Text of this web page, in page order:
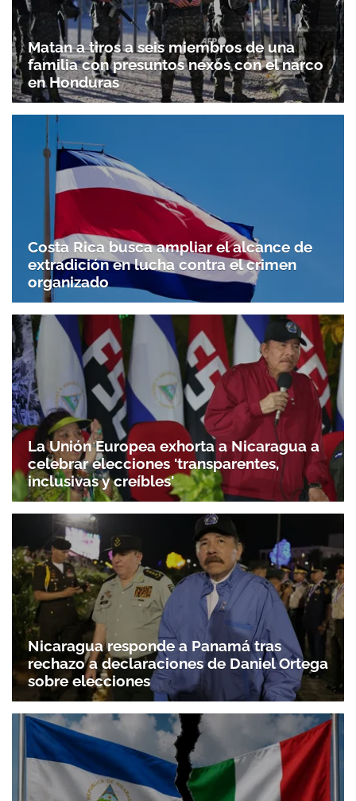
Matan a tiros a seis miembros de una
familia con presuntos nexos con el narco
en Honduras
Costa Rica busca ampliar el alcance de
extradición en lucha contra el crimen
organizado
La Unión Europea exhorta a Nicaragua a
celebrar elecciones 'transparentes,
inclusivas y creíbles'
Nicaragua responde a Panamá tras
rechazo a declaraciones de Daniel Ortega
sobre elecciones